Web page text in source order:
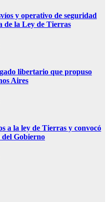
y operativo de seguridad
de la Ley de Tierras
libertario que propuso
Aires
a la ley de Tierras y convocó
del Gobierno